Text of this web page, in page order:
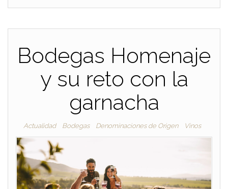
Bodegas Homenaje
y su reto con la
garnacha
Actualidad Bodegas Denominaciones de Origen Vinos